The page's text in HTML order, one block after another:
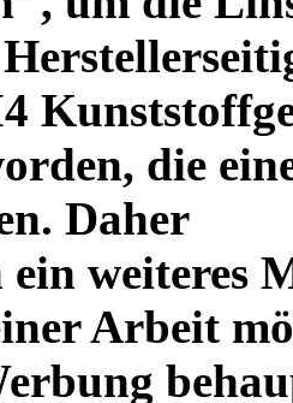
die
Daher
ein weiteres
Arbeit